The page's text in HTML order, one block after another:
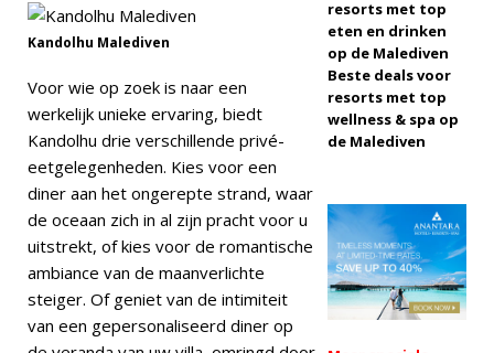
transfers
AANBIEDINGEN
[ 13 november
2025 ]
Huwelijksreisgeluk
bij Nova Maldives
met 55% korting
Kandolhu Malediven
Voor wie op zoek is naar een
werkelijk unieke ervaring, biedt
Kandolhu drie verschillende privé-
eetgelegenheden. Kies voor een
diner aan het ongerepte strand, waar
de oceaan zich in al zijn pracht voor u
uitstrekt, of kies voor de romantische
ambiance van de maanverlichte
steiger. Of geniet van de intimiteit
van een gepersonaliseerd diner op
resorts met top
eten en drinken
op de Malediven
Beste deals voor
resorts met top
wellness & spa op
de Malediven